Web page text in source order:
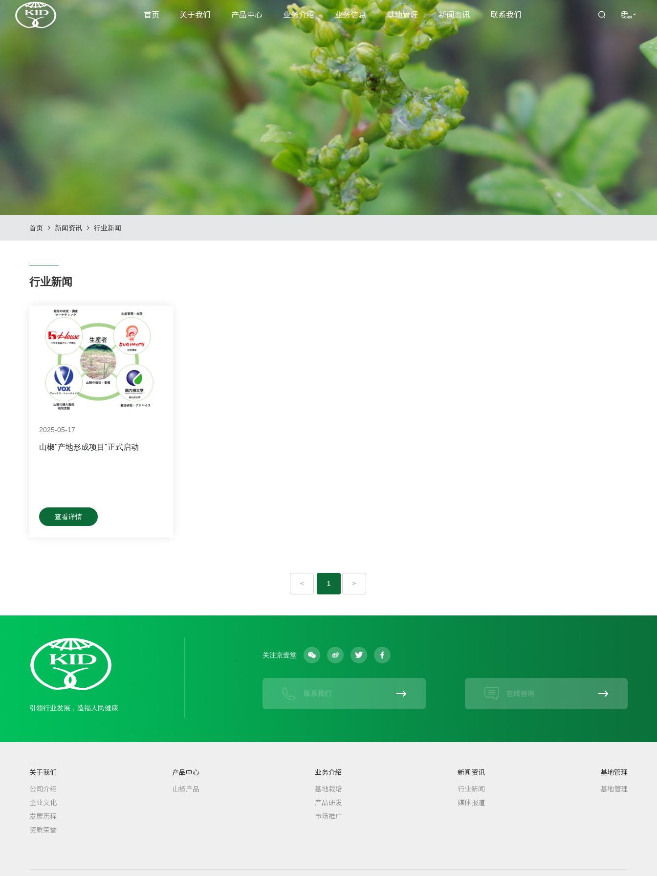
首页 关于我们 产品中心 业务介绍 业务信息 基地管理 新闻资讯 联系我们
首页 新闻资讯 行业新闻
行业新闻
2025-05-17
山椒"产地形成项目"正式启动
查看详情
< 1 >
引领行业发展，造福人民健康
关注京壹堂
联系我们 在线咨询
关于我们
公司介绍
企业文化
发展历程
资质荣誉
产品中心
山椒产品
业务介绍
基地栽培
产品研发
市场推广
新闻资讯
行业新闻
媒体报道
基地管理
基地管理